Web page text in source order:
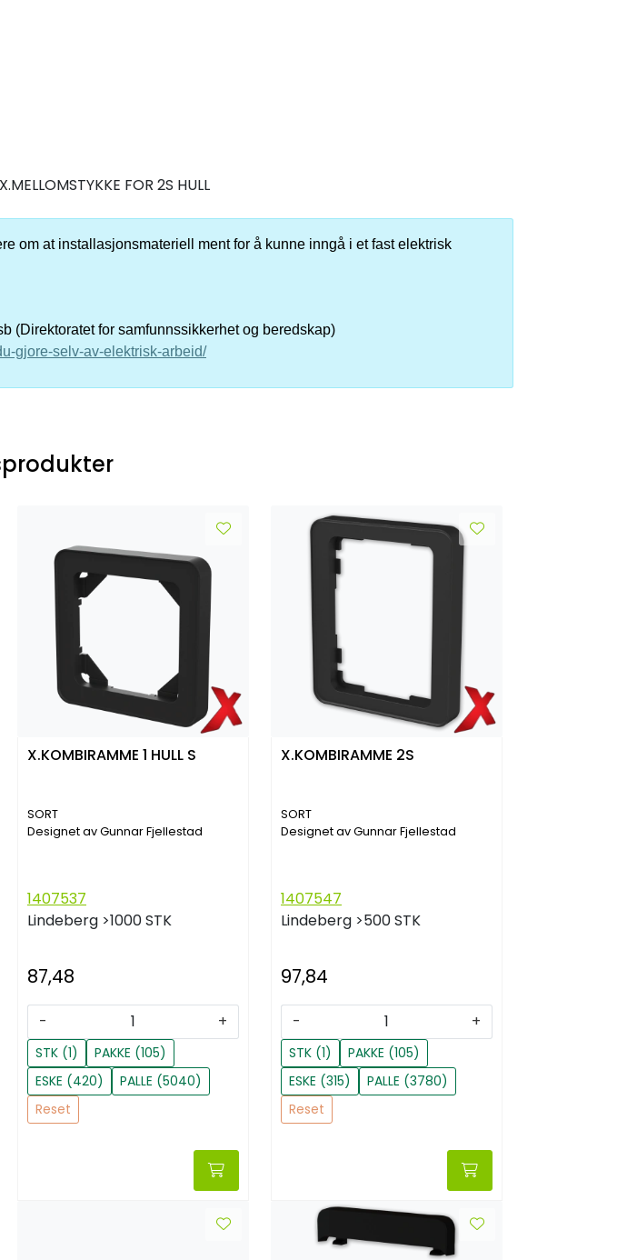
FOR 2S HULL
om at installasjonsmateriell ment for å kunne inngå i et fast elektrisk
(Direktoratet for samfunnssikkerhet og beredskap)
gjore-selv-av-elektrisk-arbeid/
X.KOMBIRAMME 1 HULL S
SORT
Designet av Gunnar Fjellestad
1407537
Lindeberg >1000 STK
87,48
- +
STK (1)
PAKKE (105)
ESKE (420)
PALLE (5040)
Reset
X.KOMBIRAMME 2S
SORT
Designet av Gunnar Fjellestad
1407547
Lindeberg >500 STK
97,84
- +
STK (1)
PAKKE (105)
ESKE (315)
PALLE (3780)
Reset